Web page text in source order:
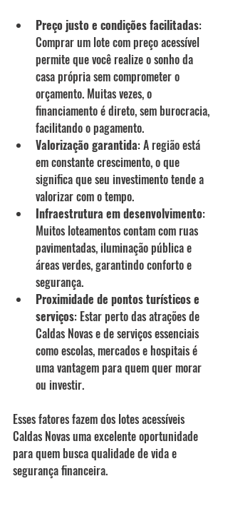
Preço justo e condições facilitadas:
Comprar um lote com preço acessível
permite que você realize o sonho da
casa própria sem comprometer o
orçamento. Muitas vezes, o
financiamento é direto, sem burocracia,
facilitando o pagamento.
Valorização garantida: A região está
em constante crescimento, o que
significa que seu investimento tende a
valorizar com o tempo.
Infraestrutura em desenvolvimento:
Muitos loteamentos contam com ruas
pavimentadas, iluminação pública e
áreas verdes, garantindo conforto e
segurança.
Proximidade de pontos turísticos e
serviços: Estar perto das atrações de
Caldas Novas e de serviços essenciais
como escolas, mercados e hospitais é
uma vantagem para quem quer morar
ou investir.
Esses fatores fazem dos lotes acessíveis
Caldas Novas uma excelente oportunidade
para quem busca qualidade de vida e
segurança financeira.